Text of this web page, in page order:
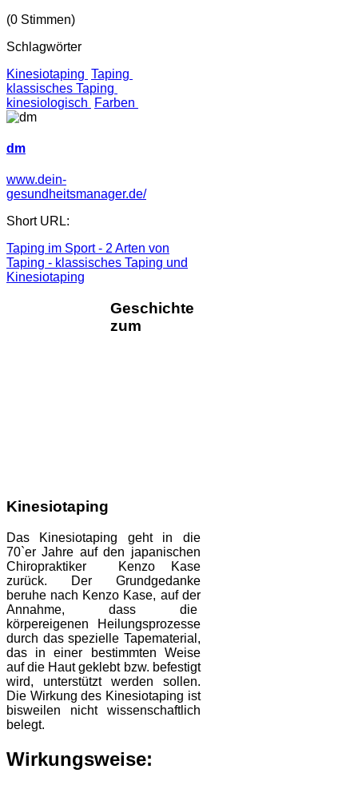
(0 Stimmen)
Schlagwörter
Kinesiotaping Taping
klassisches Taping
kinesiologisch
Farben
dm
www.dein-
gesundheitsmanager.de/
Short URL:
Taping im Sport - 2 Arten von
Taping - klassisches Taping und
Kinesiotaping
Geschichte
zum
Kinesiotaping
Das Kinesiotaping geht in die
70`er Jahre auf den japanischen
Chiropraktiker Kenzo Kase
zurück. Der Grundgedanke
beruhe nach Kenzo Kase, auf der
Annahme, dass die
körpereigenen Heilungsprozesse
durch das spezielle Tapematerial,
das in einer bestimmten Weise
auf die Haut geklebt bzw. befestigt
wird, unterstützt werden sollen.
Die Wirkung des Kinesiotaping ist
bisweilen nicht wissenschaftlich
belegt.
Wirkungsweise: